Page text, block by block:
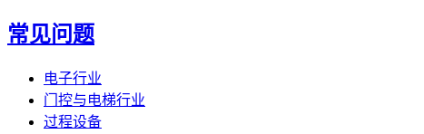
常见问题
电子行业
门控与电梯行业
过程设备